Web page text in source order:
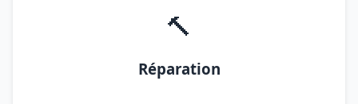
🔨
Réparation